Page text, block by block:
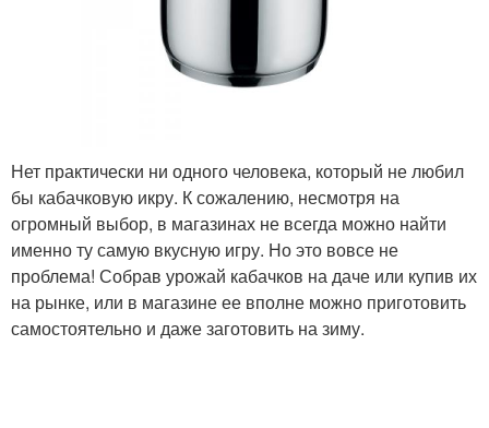
Нет практически ни одного человека, который не любил
бы кабачковую икру. К сожалению, несмотря на
огромный выбор, в магазинах не всегда можно найти
именно ту самую вкусную игру. Но это вовсе не
проблема! Собрав урожай кабачков на даче или купив их
на рынке, или в магазине ее вполне можно приготовить
самостоятельно и даже заготовить на зиму.